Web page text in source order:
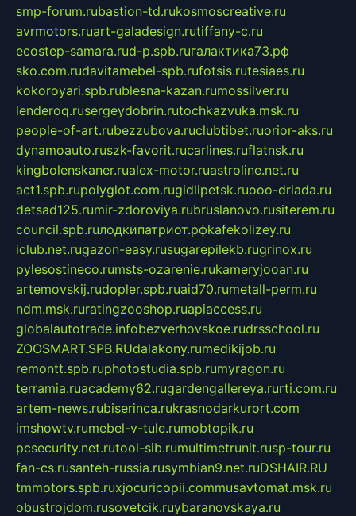
smp-forum.rubastion-td.rukosmoscreative.ru
avrmotors.ruart-galadesign.rutiffany-c.ru
ecostep-samara.rud-p.spb.ruгалактика73.рф
sko.com.rudavitamebel-spb.rufotsis.rutesiaes.ru
kokoroyari.spb.rublesna-kazan.rumossilver.ru
lenderoq.rusergeydobrin.rutochkazvuka.msk.ru
people-of-art.rubezzubova.ruclubtibet.ruorior-aks.ru
dynamoauto.ruszk-favorit.rucarlines.ruflatnsk.ru
kingbolenskaner.rualex-motor.ruastroline.net.ru
act1.spb.rupolyglot.com.rugidlipetsk.ruooo-driada.ru
detsad125.rumir-zdoroviya.rubruslanovo.rusiterem.ru
council.spb.ruлодкипатриот.рфkafekolizey.ru
iclub.net.rugazon-easy.rusugarepilekb.rugrinox.ru
pylesostineco.rumsts-ozarenie.rukameryjooan.ru
artemovskij.rudopler.spb.ruaid70.rumetall-perm.ru
ndm.msk.ruratingzooshop.ruapiaccess.ru
globalautotrade.infobezverhovskoe.rudrsschool.ru
ZOOSMART.SPB.RUdalakony.rumedikijob.ru
remontt.spb.ruphotostudia.spb.rumyragon.ru
terramia.ruacademy62.rugardengallereya.rurti.com.ru
artem-news.rubiserinca.rukrasnodarkurort.com
imshowtv.rumebel-v-tule.rumobtopik.ru
pcsecurity.net.rutool-sib.rumultimetrunit.rusp-tour.ru
fan-cs.rusanteh-russia.rusymbian9.net.ruDSHAIR.RU
tmmotors.spb.ruxjocuricopii.commusavtomat.msk.ru
obustrojdom.rusovetcik.ruybaranovskaya.ru